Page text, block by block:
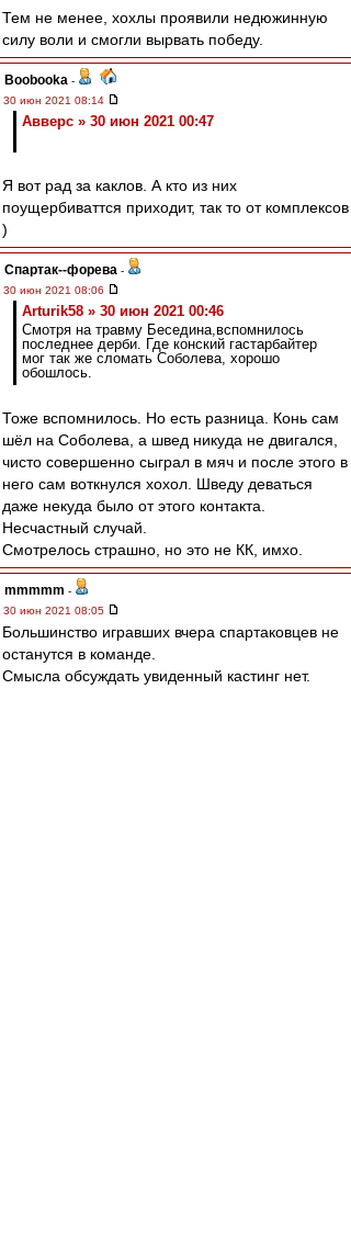
Тем не менее, хохлы проявили недюжинную
силу воли и смогли вырвать победу.
Boobooka -
30 июн 2021 08:14
Авверс » 30 июн 2021 00:47
Я вот рад за каклов. А кто из них
поущербиваттся приходит, так то от комплексов
)
Cпартак--форева -
30 июн 2021 08:06
Arturik58 » 30 июн 2021 00:46
Смотря на травму Беседина,вспомнилось
последнее дерби. Где конский гастарбайтер
мог так же сломать Соболева, хорошо
обошлось.
Тоже вспомнилось. Но есть разница. Конь сам
шёл на Соболева, а швед никуда не двигался,
чисто совершенно сыграл в мяч и после этого в
него сам воткнулся хохол. Шведу деваться
даже некуда было от этого контакта.
Несчастный случай.
Смотрелось страшно, но это не КК, имхо.
mmmmm -
30 июн 2021 08:05
Большинство игравших вчера спартаковцев не
останутся в команде.
Смысла обсуждать увиденный кастинг нет.